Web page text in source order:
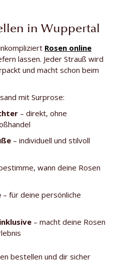
in Wuppertal
Rosen online
lassen. Jeder Strauß wird
und macht schon beim
mit Surprose:
– direkt, ohne
– individuell und stilvoll
wann deine Rosen
– für deine persönliche
– macht deine Rosen
bestellen und dir sicher